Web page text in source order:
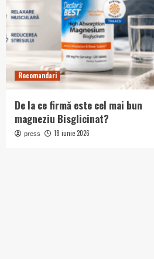
Recomandari
De la ce firmă este cel mai bun
magneziu Bisglicinat?
press 18 iunie 2026